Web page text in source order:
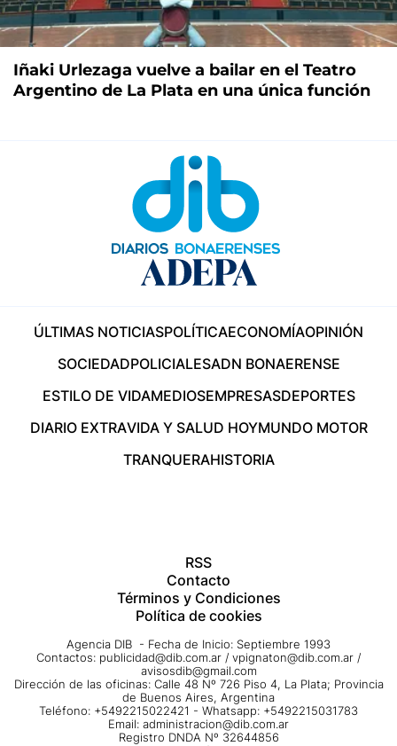
Iñaki Urlezaga vuelve a bailar en el Teatro
Argentino de La Plata en una única función
ÚLTIMAS NOTICIASPOLÍTICAECONOMÍAOPINIÓN
SOCIEDADPOLICIALESADN BONAERENSE
ESTILO DE VIDAMEDIOSEMPRESASDEPORTES
DIARIO EXTRAVIDA Y SALUD HOYMUNDO MOTOR
TRANQUERAHISTORIA
RSS
Contacto
Términos y Condiciones
Política de cookies
Agencia DIB - Fecha de Inicio: Septiembre 1993
Contactos: publicidad@dib.com.ar / vpignaton@dib.com.ar /
avisosdib@gmail.com
Dirección de las oficinas: Calle 48 Nº 726 Piso 4, La Plata; Provincia
de Buenos Aires, Argentina
Teléfono: +5492215022421 - Whatsapp: +5492215031783
Email: administracion@dib.com.ar
Registro DNDA Nº 32644856